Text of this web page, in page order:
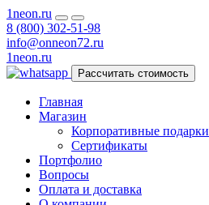
1neon.ru
8 (800) 302-51-98
info@onneon72.ru
1neon.ru
Рассчитать стоимость
Главная
Магазин
Корпоративные подарки
Сертификаты
Портфолио
Вопросы
Оплата и доставка